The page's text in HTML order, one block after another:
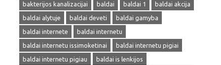
bakterijos kanalizacijai
baldai baldai 1
baldai akcija
baldai alytuje
baldai deveti
baldai gamyba
baldai internete
baldai internetu
baldai internetu issimoketinai
baldai internetu pigiai
baldai internetu pigiau
baldai is lenkijos